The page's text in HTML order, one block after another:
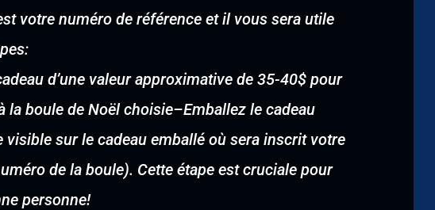
votre numéro de référence et il vous sera utile
d’une valeur approximative de 35-40$ pour
la boule de Noël choisie–Emballez le cadeau
visible sur le cadeau emballé où sera inscrit votre
de la boule). Cette étape est cruciale pour
personne!